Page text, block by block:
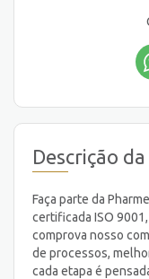
Descrição
Faça parte da
certificada ISO
comprova nosso
de processos,
cada etapa é